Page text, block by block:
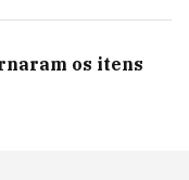
os itens